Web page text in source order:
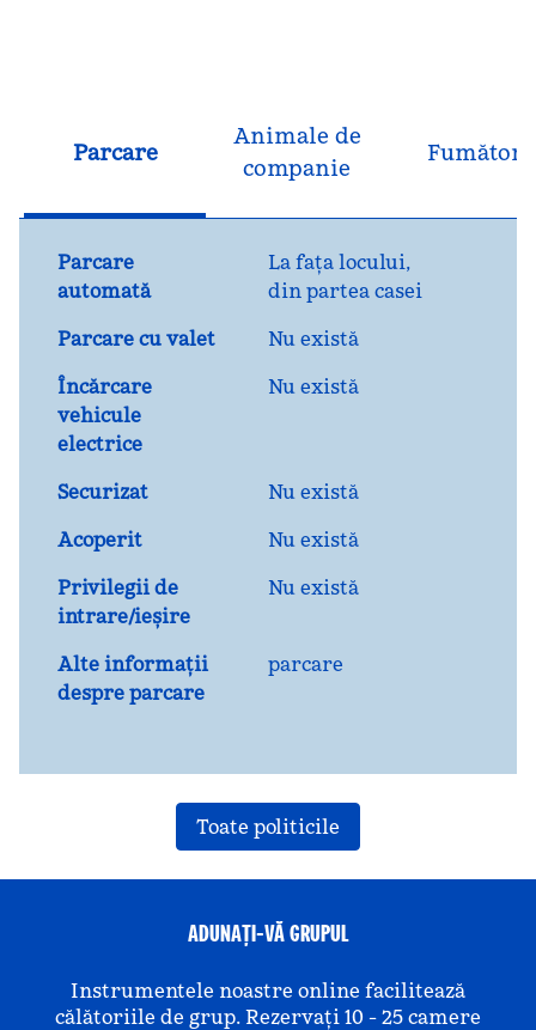
Parcare
Animale de
companie
Fumători
Parcare
automată
La fața locului,
din partea casei
Parcare cu valet
Nu există
Încărcare
vehicule
electrice
Nu există
Securizat
Nu există
Acoperit
Nu există
Privilegii de
intrare/ieșire
Nu există
Alte informații
despre parcare
parcare
Toate politicile
ADUNAȚI-VĂ GRUPUL
Instrumentele noastre online facilitează
călătoriile de grup. Rezervați 10 - 25 camere